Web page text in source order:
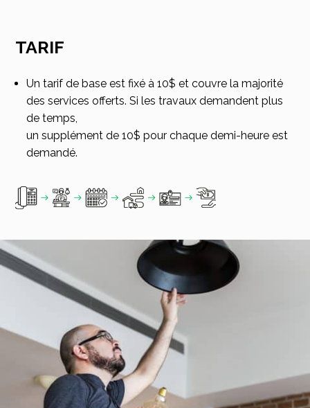
TARIF
Un tarif de base est fixé à 10$ et couvre la majorité
des services offerts. Si les travaux demandent plus
de temps,
un supplément de 10$ pour chaque demi-heure est
demandé.